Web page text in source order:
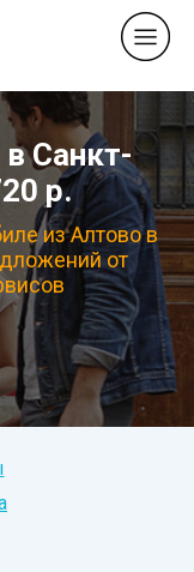
Санкт-
р.
из Алтово в
от